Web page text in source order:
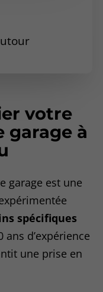
votre
garage à
garage est une
spécifiques
ans d’expérience
une prise en